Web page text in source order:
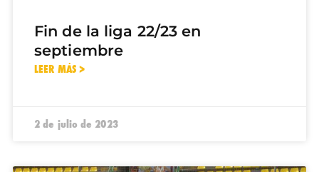
Fin de la liga 22/23 en
septiembre
LEER MÁS >
2 de julio de 2023